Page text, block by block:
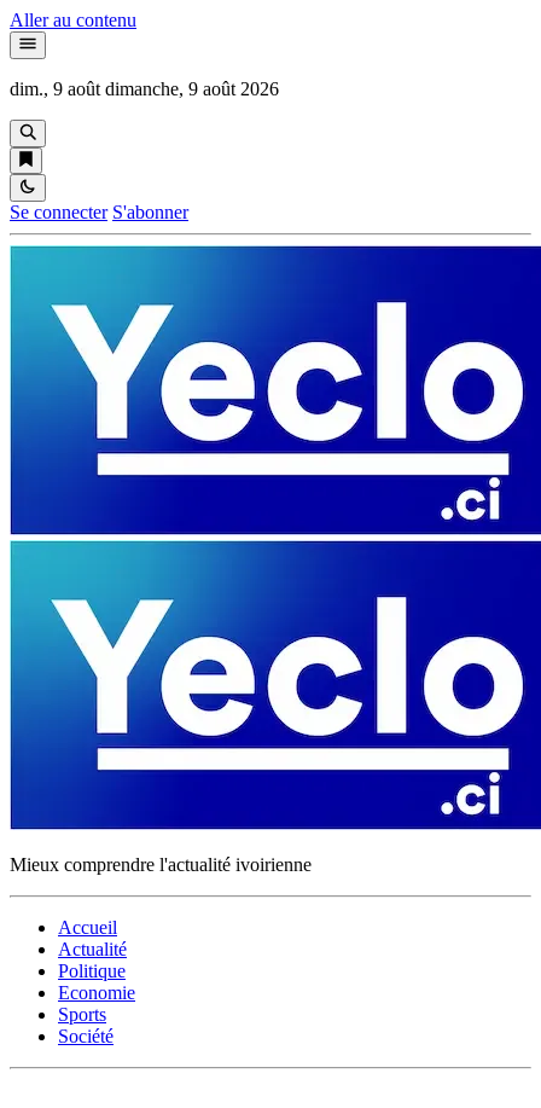
Aller au contenu
dim., 9 août dimanche, 9 août 2026
Se connecter S'abonner
Mieux comprendre l'actualité ivoirienne
Accueil
Actualité
Politique
Economie
Sports
Société